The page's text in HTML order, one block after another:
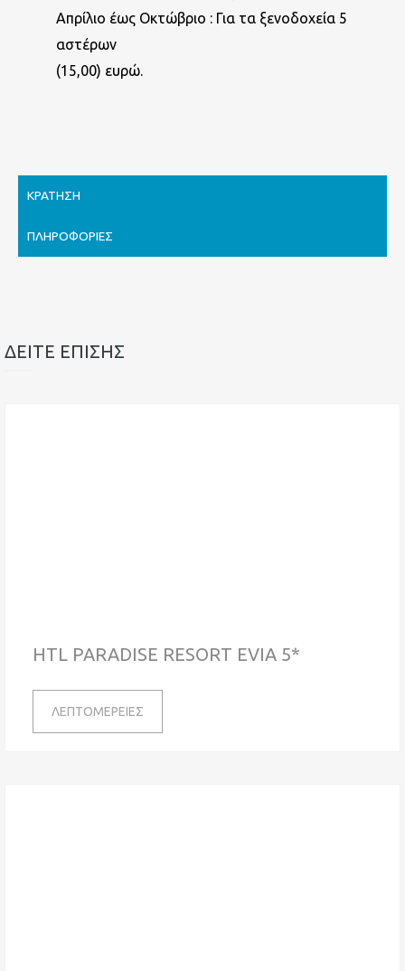
Απρίλιο έως Οκτώβριο : Για τα ξενοδοχεία 5
αστέρων
(15,00) ευρώ.
ΚΡΆΤΗΣΗ
ΠΛΗΡΟΦΟΡΊΕΣ
ΔΕΙΤΕ ΕΠΙΣΗΣ
HTL PARADISE RESORT EVIA 5*
ΛΕΠΤΟΜΕΡΕΙΕΣ